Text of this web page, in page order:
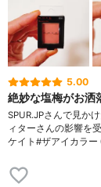
5.00
絶妙な塩梅がお洒
SPUR.JPさんで見か
ィターさんの影響を
ケイト#ザアイカラ